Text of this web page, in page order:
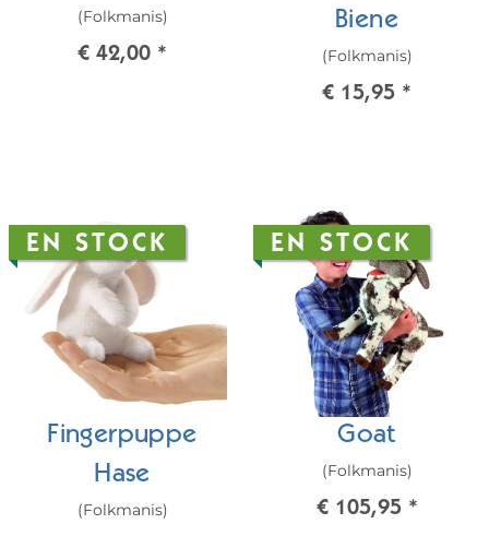
(Folkmanis)
€ 42,00 *
Biene
(Folkmanis)
€ 15,95 *
EN STOCK
Fingerpuppe
Hase
(Folkmanis)
EN STOCK
Goat
(Folkmanis)
€ 105,95 *